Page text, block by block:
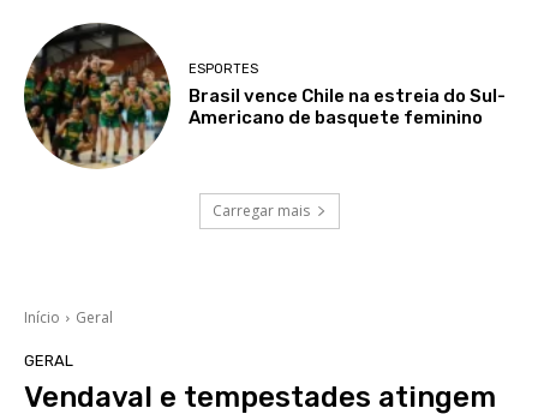
ESPORTES
Brasil vence Chile na estreia do Sul-
Americano de basquete feminino
Carregar mais